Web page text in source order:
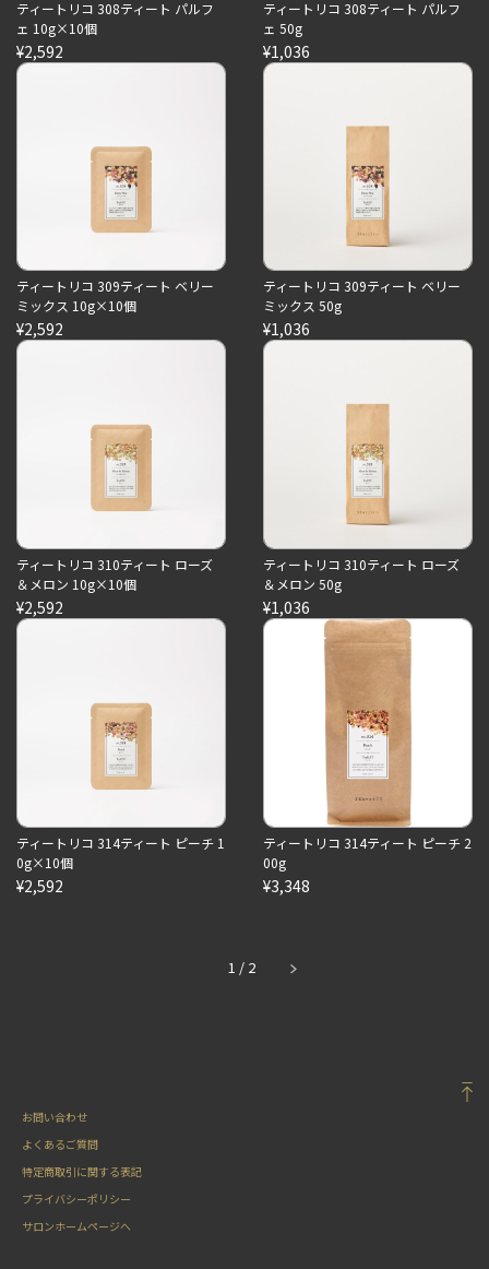
ティートリコ 308ティート パルフ
ェ 10g×10個
¥2,592
ティートリコ 308ティート パルフ
ェ 50g
¥1,036
ティートリコ 309ティート ベリー
ミックス 10g×10個
¥2,592
ティートリコ 309ティート ベリー
ミックス 50g
¥1,036
ティートリコ 310ティート ローズ
＆メロン 10g×10個
¥2,592
ティートリコ 310ティート ローズ
＆メロン 50g
¥1,036
ティートリコ 314ティート ピーチ 1
0g×10個
¥2,592
ティートリコ 314ティート ピーチ 2
00g
¥3,348
1 / 2
お問い合わせ
よくあるご質問
特定商取引に関する表記
プライバシーポリシー
サロンホームページへ